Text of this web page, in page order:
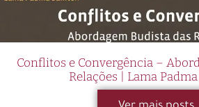
Conflitos e Convergência –
Relações | Lama